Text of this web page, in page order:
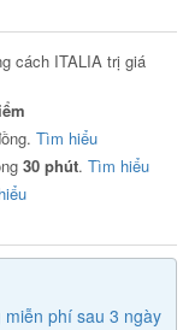
cách ITALIA trị giá
Tìm hiểu
30 phút. Tìm hiểu
phí sau 3 ngày